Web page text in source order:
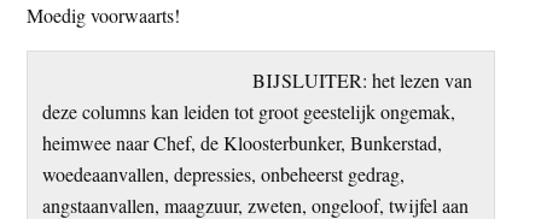
Moedig voorwaarts!
BIJSLUITER: het lezen van
deze columns kan leiden tot groot geestelijk ongemak,
heimwee naar Chef, de Kloosterbunker, Bunkerstad,
woedeaanvallen, depressies, onbeheerst gedrag,
angstaanvallen, maagzuur, zweten, ongeloof, twijfel aan